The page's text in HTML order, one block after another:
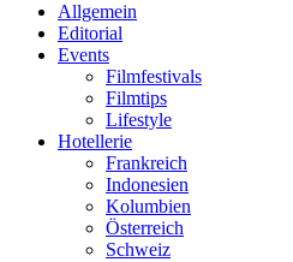
Allgemein
Editorial
Events
Filmfestivals
Filmtips
Lifestyle
Hotellerie
Frankreich
Indonesien
Kolumbien
Österreich
Schweiz